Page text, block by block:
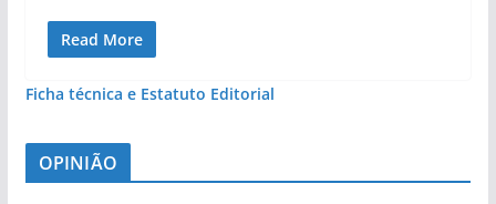
Read More
Ficha técnica e Estatuto Editorial
OPINIÃO